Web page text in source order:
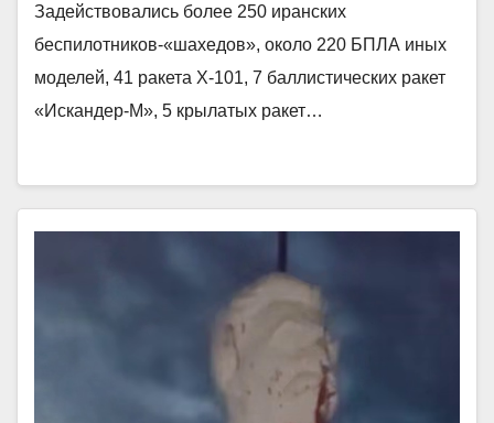
Задействовались более 250 иранских
беспилотников-«шахедов», около 220 БПЛА иных
моделей, 41 ракета Х-101, 7 баллистических ракет
«Искандер-М», 5 крылатых ракет…